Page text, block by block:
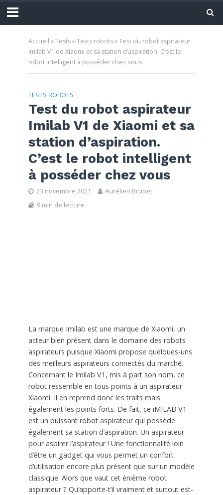
Accueil »Tests»Tests robots»Test du robot aspirateur
Imilab V1 de Xiaomi et sa station d’aspiration. C’est le
robot intelligent à posséder chez vous
TESTS ROBOTS
Test du robot aspirateur
Imilab V1 de Xiaomi et sa
station d’aspiration.
C’est le robot intelligent
à posséder chez vous
23 novembre 2021
Aurélien Brunet
9 min de lecture
La marque Imilab est une marque de Xiaomi, un
acteur bien présent dans le domaine des robots
aspirateurs puisque Xiaomi propose quelques-uns
des meilleurs aspirateurs connectés du marché.
Concernant le Imilab V1, mis à part son nom, ce
robot ressemble en tous points à un aspirateur
Xiaomi. Il en reprend donc les traits mais
également les points forts. De fait, ce iMILAB V1
est un puissant robot aspirateur qui possède
également sa station d’aspiration. Un aspirateur
pour aspirer l’aspirateur ! Une fonctionnalité loin
d’être un gadget qui vous permet un confort
d’utilisation encore plus présent que sur un modèle
classique. Alors que vaut cet énième robot
aspirateur ? Qu’apporte-t’il vraiment et surtout est-